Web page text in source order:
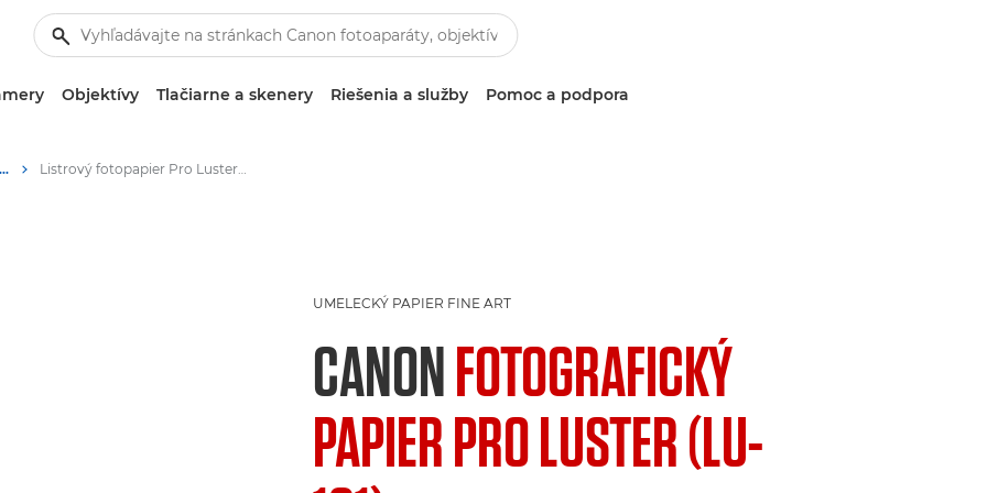
Objektívy Tlačiarne a skenery Riešenia a služby Pomoc a podpora
Fotopapier – A4, A3, A3+, A2, 10 x 15 cm, 13 x13 cm, 13 x 18 cm – lesklý, matný, listrový Listrový fotopapier Pro Luster LU-101 značky Canon – A4, A3, A3+, A2
UMELECKÝ PAPIER FINE ART
CANONFOTOGRAFICKÝ
PAPIER PRO LUSTER (LU-